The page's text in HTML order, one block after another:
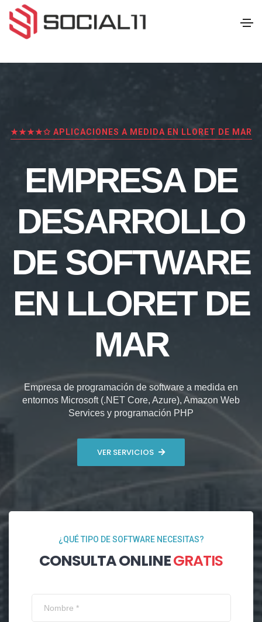
★★★★✩ APLICACIONES A MEDIDA EN LLORET DE MAR
EMPRESA DE
DESARROLLO
DE SOFTWARE
EN LLORET DE
MAR
Empresa de programación de software a medida en
entornos Microsoft (.NET Core, Azure), Amazon Web
Services y programación PHP
VER SERVICIOS
¿QUÉ TIPO DE SOFTWARE NECESITAS?
CONSULTA ONLINEGRATIS